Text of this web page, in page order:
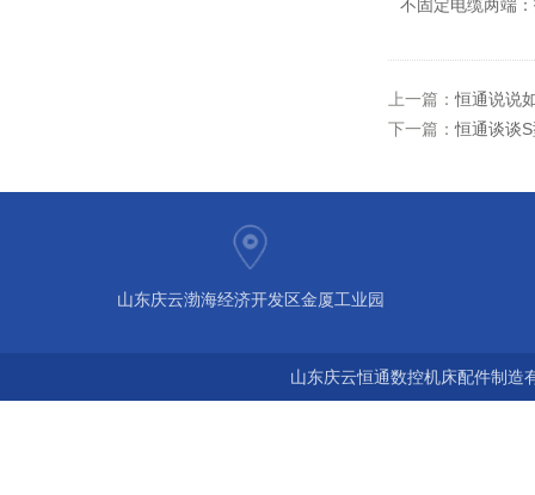
不固定电缆两端
上一篇：恒通说说
下一篇：恒通谈谈
山东庆云渤海经济开发区金厦工业园
山东庆云恒通数控机床配件制